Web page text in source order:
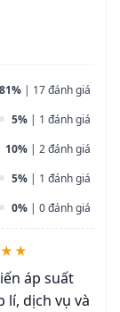
81% | 17 đánh giá
5% | 1 đánh giá
10% | 2 đánh giá
5% | 1 đánh giá
0% | 0 đánh giá
áp suất
lí, dịch vụ và